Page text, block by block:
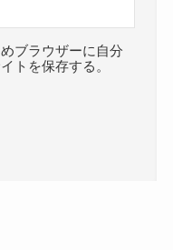
ブラウザーに自分
トを保存する。